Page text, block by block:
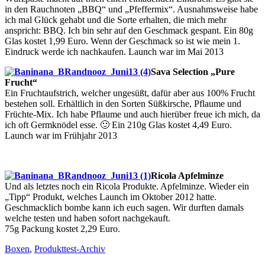
in den Rauchnoten „BBQ“ und „Pfeffermix“. Ausnahmsweise habe
ich mal Glück gehabt und die Sorte erhalten, die mich mehr
anspricht: BBQ. Ich bin sehr auf den Geschmack gespant. Ein 80g
Glas kostet 1,99 Euro. Wenn der Geschmack so ist wie mein 1.
Eindruck werde ich nachkaufen. Launch war im Mai 2013
Sava Selection „Pure
Frucht“
Ein Fruchtaufstrich, welcher ungesüßt, dafür aber aus 100% Frucht
bestehen soll. Erhältlich in den Sorten Süßkirsche, Pflaume und
Früchte-Mix. Ich habe Pflaume und auch hierüber freue ich mich, da
ich oft Germknödel esse. 🙂 Ein 210g Glas kostet 4,49 Euro.
Launch war im Frühjahr 2013
Ricola Apfelminze
Und als letztes noch ein Ricola Produkte. Apfelminze. Wieder ein
„Tipp“ Produkt, welches Launch im Oktober 2012 hatte.
Geschmacklich bombe kann ich euch sagen. Wir durften damals
welche testen und haben sofort nachgekauft.
75g Packung kostet 2,29 Euro.
Boxen, Produkttest-Archiv